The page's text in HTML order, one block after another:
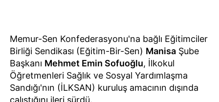
Memur-Sen Konfederasyonu'na bağlı Eğitimciler
Birliği Sendikası (Eğitim-Bir-Sen) Manisa Şube
Başkanı Mehmet Emin Sofuoğlu, İlkokul
Öğretmenleri Sağlık ve Sosyal Yardımlaşma
Sandığı'nın (İLKSAN) kuruluş amacının dışında
çalıştığını ileri sürdü.